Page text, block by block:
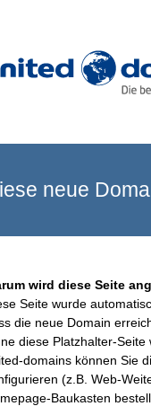
neue
wird diese Seite
Seite wurde
die neue Domain
diese Platzhalter-
domains können Sie
(z.B. Web-
Baukasten